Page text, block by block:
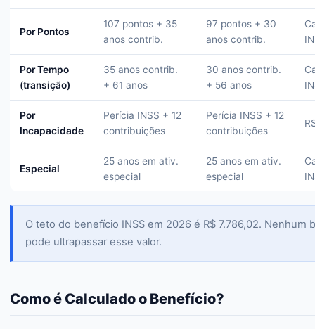
Por Pontos
107 pontos + 35
anos contrib.
97 pontos + 30
anos contrib.
Por Tempo
(transição)
35 anos contrib.
+ 61 anos
30 anos contrib.
+ 56 anos
Por
Incapacidade
Perícia INSS + 12
contribuições
Perícia INSS + 12
contribuições
Especial
25 anos em ativ.
especial
25 anos em ativ.
especial
O teto do benefício INSS em 2026 é R$ 7.786,02. Nenhum
pode ultrapassar esse valor.
Como é Calculado o Benefício?